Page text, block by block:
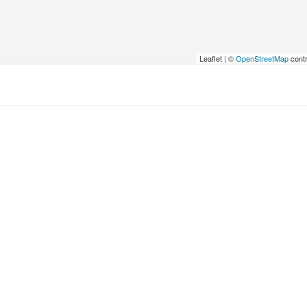
Leaflet | ©OpenStreetMap